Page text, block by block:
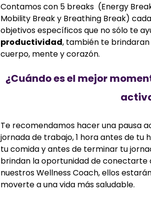
Contamos con 5 breaks (Energy
Mobility Break y Breathing Break)
objetivos específicos que no sólo te
productividad, también te brindaran
cuerpo, mente y corazón.
¿Cuándo es el mejor
Te recomendamos hacer una pausa
jornada de trabajo, 1 hora antes de tu
tu comida y antes de terminar tu
brindan la oportunidad de conectarte
nuestros Wellness Coach, ellos
moverte a una vida más saludable.